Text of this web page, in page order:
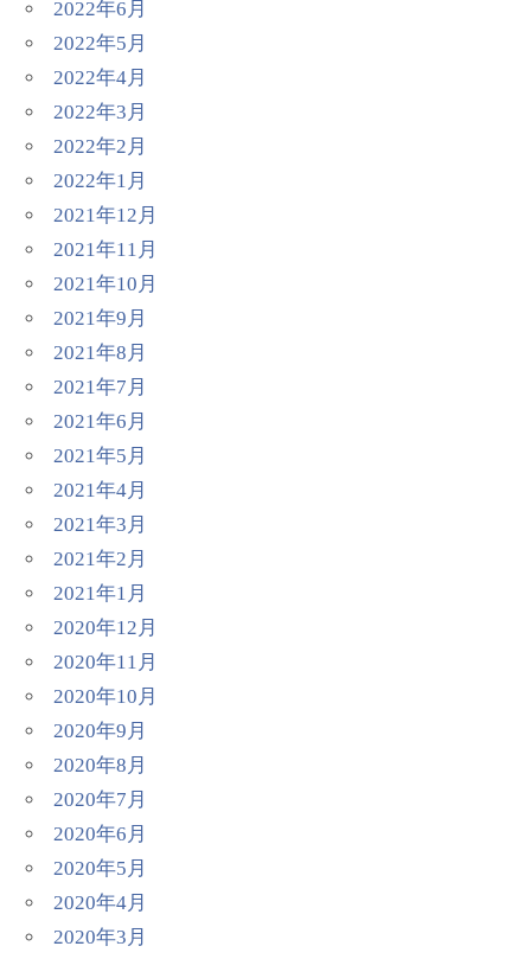
2022年6月
2022年5月
2022年4月
2022年3月
2022年2月
2022年1月
2021年12月
2021年11月
2021年10月
2021年9月
2021年8月
2021年7月
2021年6月
2021年5月
2021年4月
2021年3月
2021年2月
2021年1月
2020年12月
2020年11月
2020年10月
2020年9月
2020年8月
2020年7月
2020年6月
2020年5月
2020年4月
2020年3月